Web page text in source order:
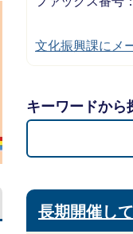
文化振興課にメ
キーワードから
長期開催し